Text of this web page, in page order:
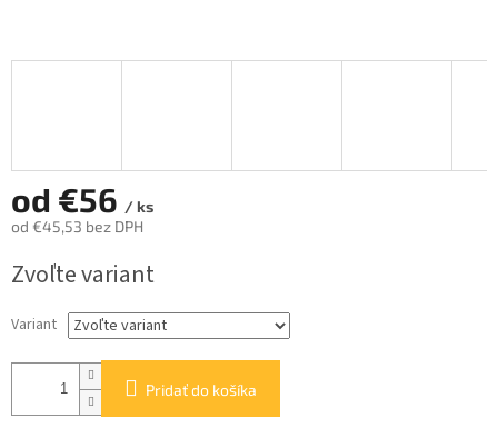
od €56 / ks
od €45,53 bez DPH
cena:
Zvoľte variant
Variant
Pridať do košíka